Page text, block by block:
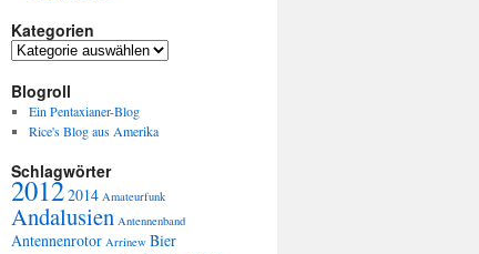
Kategorien
Kategorien
Blogroll
Ein Pentaxianer-Blog
Rice's Blog aus Amerika
Schlagwörter
20122014 Amateurfunk
Andalusien Antennenband
Antennenrotor Arrinew Bier